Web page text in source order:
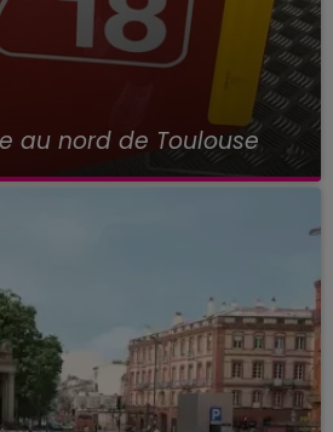
au nord de Toulouse